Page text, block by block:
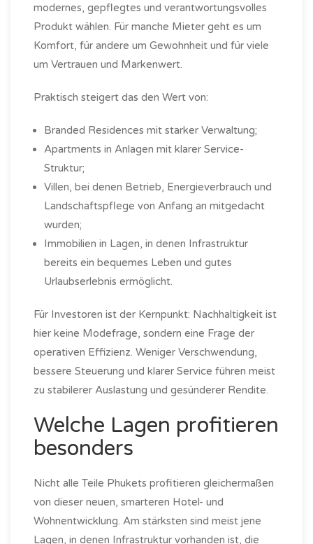
modernes, gepflegtes und verantwortungsvolles
Produkt wählen. Für manche Mieter geht es um
Komfort, für andere um Gewohnheit und für viele
um Vertrauen und Markenwert.
Praktisch steigert das den Wert von:
Branded Residences mit starker Verwaltung;
Apartments in Anlagen mit klarer Service-
Struktur;
Villen, bei denen Betrieb, Energieverbrauch und
Landschaftspflege von Anfang an mitgedacht
wurden;
Immobilien in Lagen, in denen Infrastruktur
bereits ein bequemes Leben und gutes
Urlaubserlebnis ermöglicht.
Für Investoren ist der Kernpunkt: Nachhaltigkeit ist
hier keine Modefrage, sondern eine Frage der
operativen Effizienz. Weniger Verschwendung,
bessere Steuerung und klarer Service führen meist
zu stabilerer Auslastung und gesünderer Rendite.
Welche Lagen profitieren
besonders
Nicht alle Teile Phukets profitieren gleichermaßen
von dieser neuen, smarteren Hotel- und
Wohnentwicklung. Am stärksten sind meist jene
Lagen, in denen Infrastruktur vorhanden ist, die